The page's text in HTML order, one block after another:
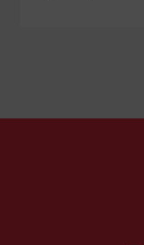
Jésus, celui